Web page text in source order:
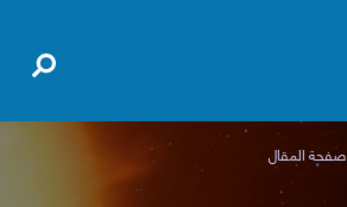
صفحة المقال